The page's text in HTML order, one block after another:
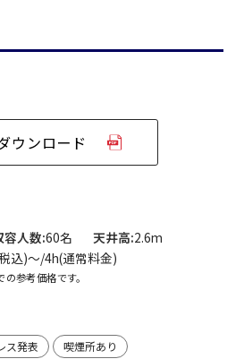
ウンロード
容人数 60名 天井高 2.6m
込)〜/4h(通常料金)
参考価格です。
ス発表
喫煙所あり